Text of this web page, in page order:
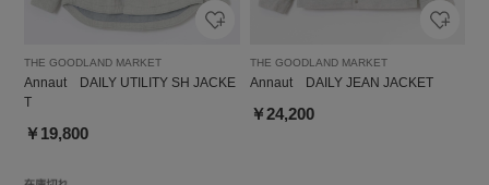
THE GOODLAND MARKET
Annaut DAILY UTILITY SH JACKE
T
￥19,800
THE GOODLAND MARKET
Annaut DAILY JEAN JACKET
￥24,200